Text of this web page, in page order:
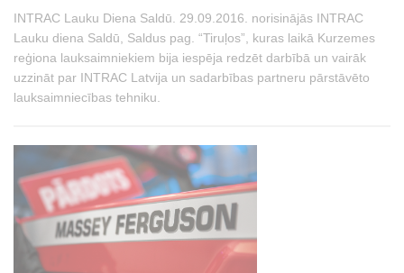
INTRAC Lauku Diena Saldū. 29.09.2016. norisinājās INTRAC
Lauku diena Saldū, Saldus pag. “Tiruļos”, kuras laikā Kurzemes
reģiona lauksaimniekiem bija iespēja redzēt darbībā un vairāk
uzzināt par INTRAC Latvija un sadarbības partneru pārstāvēto
lauksaimniecības tehniku.